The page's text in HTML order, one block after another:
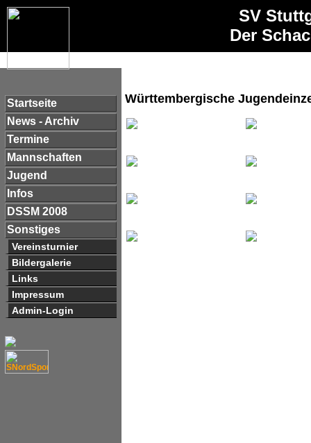
SV
Der
Startseite
News - Archiv
Termine
Mannschaften
Jugend
Infos
DSSM 2008
Sonstiges
Vereinsturnier
Bildergalerie
Links
Impressum
Admin-Login
Württembergische